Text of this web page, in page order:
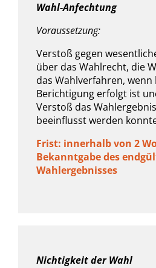
Wahl-Anfechtung
Voraussetzung:
Verstoß gegen
über das Wahlrecht, die
das Wahlverfahren, wenn
Berichtigung erfolgt ist
Verstoß das
beeinflusst werden
Frist: innerhalb von 2
Bekanntgabe des
Wahlergebnisses
Nichtigkeit der Wahl